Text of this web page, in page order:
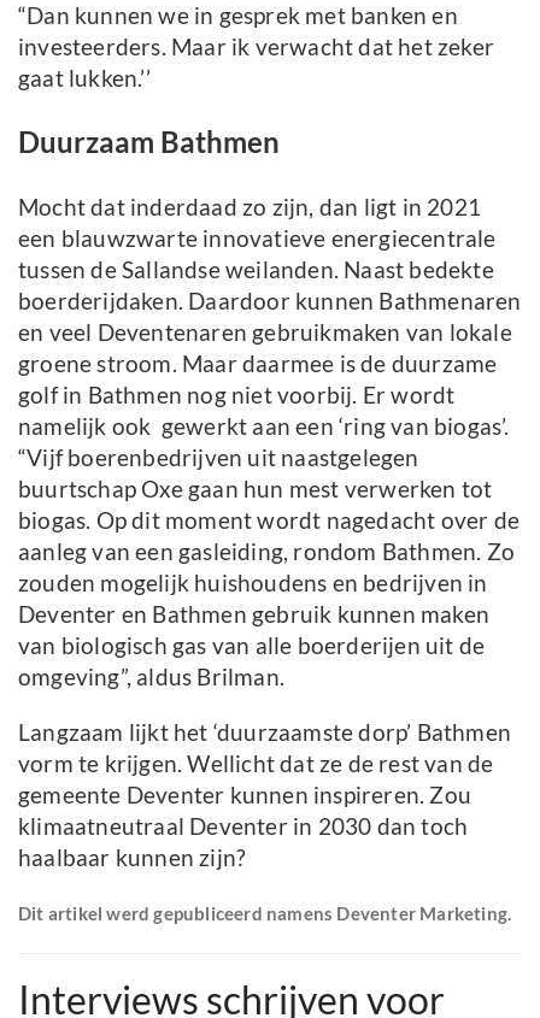
“Dan kunnen we in gesprek met banken en
investeerders. Maar ik verwacht dat het zeker
gaat lukken.’’
Duurzaam Bathmen
Mocht dat inderdaad zo zijn, dan ligt in 2021
een blauwzwarte innovatieve energiecentrale
tussen de Sallandse weilanden. Naast bedekte
boerderijdaken. Daardoor kunnen Bathmenaren
en veel Deventenaren gebruikmaken van lokale
groene stroom. Maar daarmee is de duurzame
golf in Bathmen nog niet voorbij. Er wordt
namelijk ook gewerkt aan een ‘ring van biogas’.
“Vijf boerenbedrijven uit naastgelegen
buurtschap Oxe gaan hun mest verwerken tot
biogas. Op dit moment wordt nagedacht over de
aanleg van een gasleiding, rondom Bathmen. Zo
zouden mogelijk huishoudens en bedrijven in
Deventer en Bathmen gebruik kunnen maken
van biologisch gas van alle boerderijen uit de
omgeving”, aldus Brilman.
Langzaam lijkt het ‘duurzaamste dorp’ Bathmen
vorm te krijgen. Wellicht dat ze de rest van de
gemeente Deventer kunnen inspireren. Zou
klimaatneutraal Deventer in 2030 dan toch
haalbaar kunnen zijn?
Dit artikel werd gepubliceerd namens Deventer Marketing.
Interviews schrijven voor